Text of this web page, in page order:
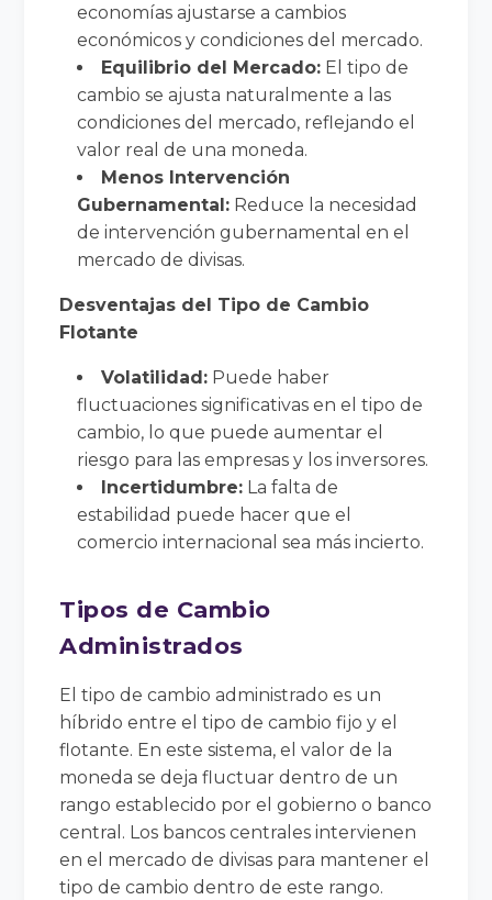
economías ajustarse a cambios
económicos y condiciones del mercado.
Equilibrio del Mercado: El tipo de
cambio se ajusta naturalmente a las
condiciones del mercado, reflejando el
valor real de una moneda.
Menos Intervención
Gubernamental: Reduce la necesidad
de intervención gubernamental en el
mercado de divisas.
Desventajas del Tipo de Cambio
Flotante
Volatilidad: Puede haber
fluctuaciones significativas en el tipo de
cambio, lo que puede aumentar el
riesgo para las empresas y los inversores.
Incertidumbre: La falta de
estabilidad puede hacer que el
comercio internacional sea más incierto.
Tipos de Cambio
Administrados
El tipo de cambio administrado es un
híbrido entre el tipo de cambio fijo y el
flotante. En este sistema, el valor de la
moneda se deja fluctuar dentro de un
rango establecido por el gobierno o banco
central. Los bancos centrales intervienen
en el mercado de divisas para mantener el
tipo de cambio dentro de este rango.